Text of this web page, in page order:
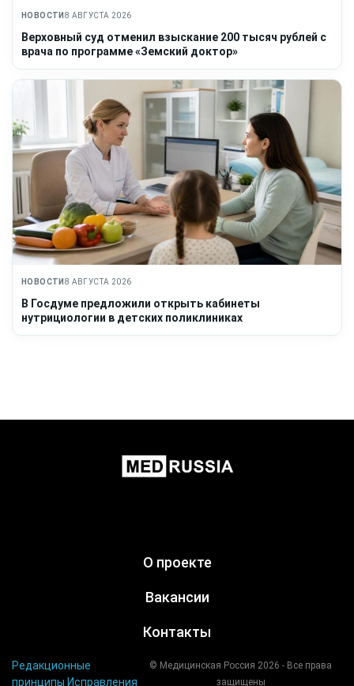
НОВОСТИ 8 АВГУСТА 2026
Верховный суд отменил взыскание 200 тысяч рублей с
врача по программе «Земский доктор»
НОВОСТИ 8 АВГУСТА 2026
В Госдуме предложили открыть кабинеты
нутрициологии в детских поликлиниках
О проекте
Вакансии
Контакты
Редакционные
принципы Исправления
© Медицинская Россия 2026 - Все права
защищены